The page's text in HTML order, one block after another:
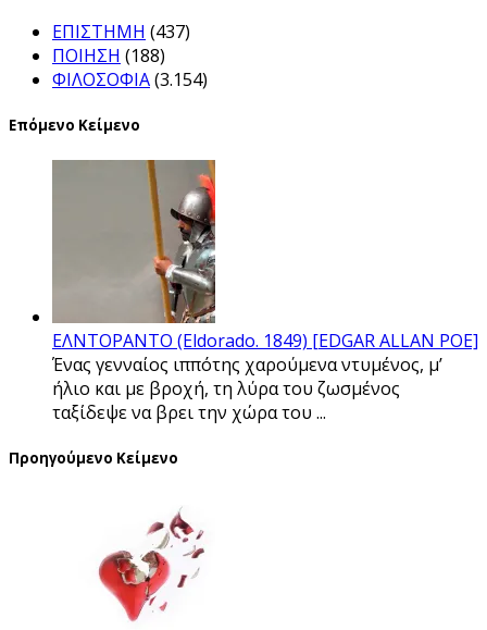
ΕΠΙΣΤΗΜΗ (437)
ΠΟΙΗΣΗ (188)
ΦΙΛΟΣΟΦΙΑ(3.154)
Επόμενο Κείμενο
ΕΛΝΤΟΡΑΝΤΟ (Eldorado. 1849) [EDGAR ALLAN POE]
Ένας γενναίος ιππότης χαρούμενα ντυμένος, μ’
ήλιο και με βροχή, τη λύρα του ζωσμένος
ταξίδεψε να βρει την χώρα του ...
Προηγούμενο Κείμενο